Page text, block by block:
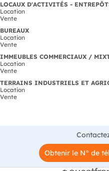
LOCAUX D'ACTIVITÉS -
Location
Vente
BUREAUX
Location
Vente
IMMEUBLES COMMERCIAUX /
Location
Vente
TERRAINS INDUSTRIELS ET
Location
Vente
Obtenir le N° de